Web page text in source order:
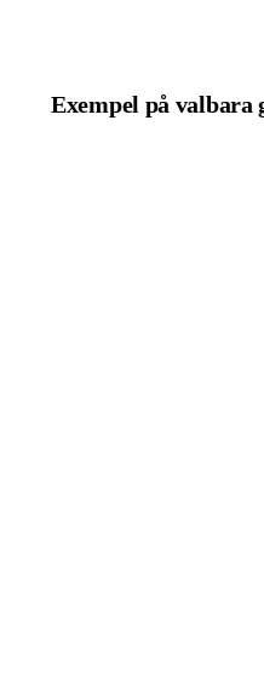
Exempel på